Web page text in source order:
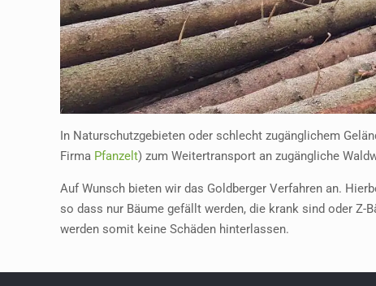
In Naturschutzgebieten oder schlecht zugänglichem
Firma Pfanzelt) zum Weitertransport an zugängliche
Auf Wunsch bieten wir das Goldberger Verfahren an.
so dass nur Bäume gefällt werden, die krank sind oder Z-
werden somit keine Schäden hinterlassen.